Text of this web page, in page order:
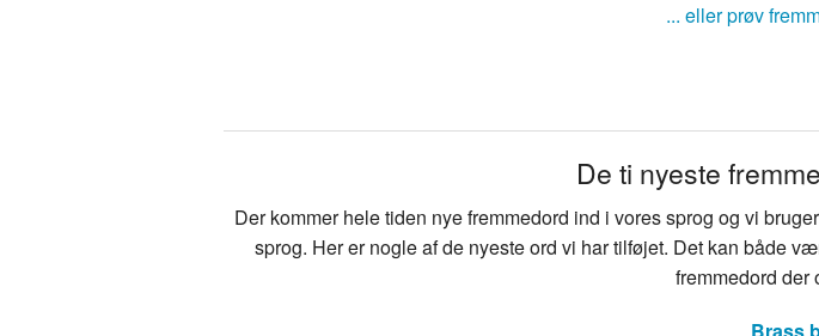
... eller prøv
De ti nyeste
Der kommer hele tiden nye fremmedord ind i vores sprog og vi
sprog. Her er nogle af de nyeste ord vi har tilføjet. Det kan både
fremmedord der